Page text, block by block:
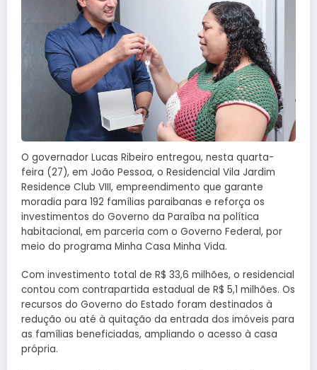
O governador Lucas Ribeiro entregou, nesta quarta-
feira (27), em João Pessoa, o Residencial Vila Jardim
Residence Club VIII, empreendimento que garante
moradia para 192 famílias paraibanas e reforça os
investimentos do Governo da Paraíba na política
habitacional, em parceria com o Governo Federal, por
meio do programa Minha Casa Minha Vida.
Com investimento total de R$ 33,6 milhões, o residencial
contou com contrapartida estadual de R$ 5,1 milhões. Os
recursos do Governo do Estado foram destinados à
redução ou até à quitação da entrada dos imóveis para
as famílias beneficiadas, ampliando o acesso à casa
própria.